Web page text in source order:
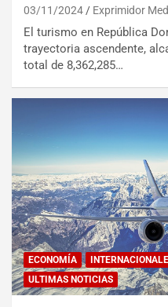
03/11/2024 Exprimidor
El turismo en República
trayectoria ascendente,
total de 8,362,285…
ECONOMÍA
ULTIMAS NOTICIAS